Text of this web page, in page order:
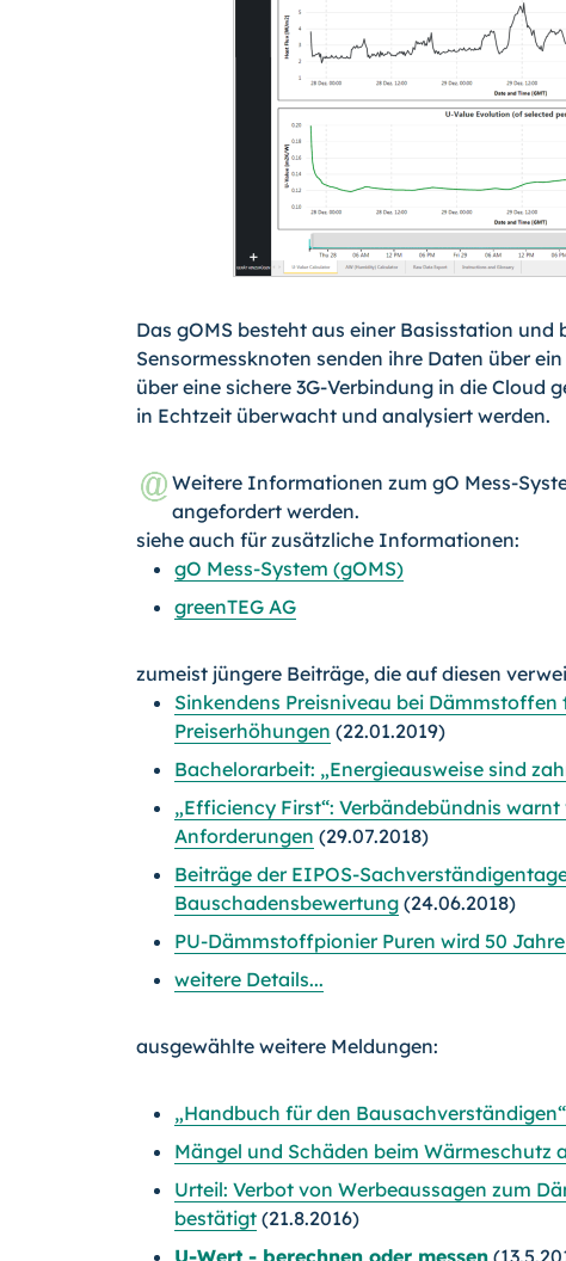
Das gOMS besteht aus einer Basisstation und
Sensormessknoten senden ihre Daten über
über eine sichere 3G-Verbindung in die Cloud
in Echtzeit überwacht und analysiert werden.
Weitere Informationen zum gO Mess-
angefordert werden.
siehe auch für zusätzliche Informationen:
gO Mess-System (gOMS)
greenTEG AG
zumeist jüngere Beiträge, die auf diesen
Sinkendens Preisniveau bei
Preiserhöhungen (22.01.2019)
Bachelorarbeit: „Energieausweise sind
„Efficiency First“: Verbändebündnis
Anforderungen (29.07.2018)
Beiträge der EIPOS-
Bauschadensbewertung (24.06.2018)
PU-Dämmstoffpionier Puren wird 50
weitere Details...
ausgewählte weitere Meldungen:
„Handbuch für den
Mängel und Schäden beim Wärmeschutz
Urteil: Verbot von Werbeaussagen zum
bestätigt (21.8.2016)
U-Wert - berechnen oder messen